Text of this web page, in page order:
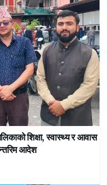
शिक्षा, स्वास्थ्य र आवास
आदेश